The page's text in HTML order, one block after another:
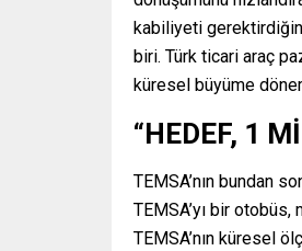
kabiliyeti
biri. Türk ticari araç
küresel büyüme
“HEDEF, 1
TEMSA’nın bundan
TEMSA’yı bir
TEMSA’nın küresel